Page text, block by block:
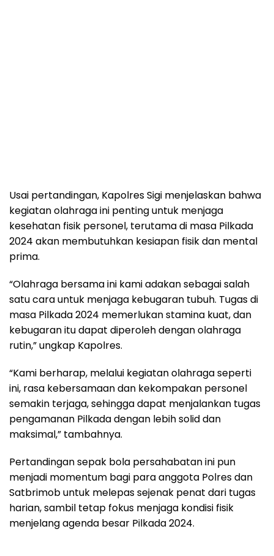
Usai pertandingan, Kapolres Sigi menjelaskan bahwa
kegiatan olahraga ini penting untuk menjaga
kesehatan fisik personel, terutama di masa Pilkada
2024 akan membutuhkan kesiapan fisik dan mental
prima.
“Olahraga bersama ini kami adakan sebagai salah
satu cara untuk menjaga kebugaran tubuh. Tugas di
masa Pilkada 2024 memerlukan stamina kuat, dan
kebugaran itu dapat diperoleh dengan olahraga
rutin,” ungkap Kapolres.
“Kami berharap, melalui kegiatan olahraga seperti
ini, rasa kebersamaan dan kekompakan personel
semakin terjaga, sehingga dapat menjalankan tugas
pengamanan Pilkada dengan lebih solid dan
maksimal,” tambahnya.
Pertandingan sepak bola persahabatan ini pun
menjadi momentum bagi para anggota Polres dan
Satbrimob untuk melepas sejenak penat dari tugas
harian, sambil tetap fokus menjaga kondisi fisik
menjelang agenda besar Pilkada 2024.